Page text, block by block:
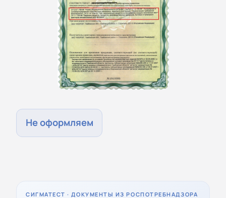
Не оформляем
СИГМАТЕСТ · ДОКУМЕНТЫ ИЗ РОСПОТРЕБНАДЗОРА